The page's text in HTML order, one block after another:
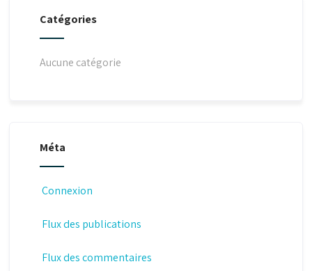
Catégories
Aucune catégorie
Méta
Connexion
Flux des publications
Flux des commentaires